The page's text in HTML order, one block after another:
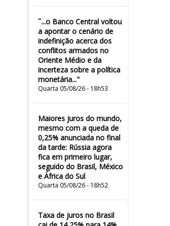
˜...o Banco Central voltou
a apontar o cenário de
indefinição acerca dos
conflitos armados no
Oriente Médio e da
incerteza sobre a política
monetária..."
Quarta 05/08/26 - 18h53
Maiores juros do mundo,
mesmo com a queda de
0,25% anunciada no final
da tarde: Rússia agora
fica em primeiro lugar,
seguido do Brasil, México
e África do Sul
Quarta 05/08/26 - 18h52
Taxa de juros no Brasil